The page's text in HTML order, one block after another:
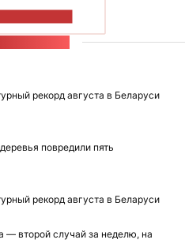
рекорд августа в Беларуси
повредили пять
рекорд августа в Беларуси
— второй случай за неделю, на